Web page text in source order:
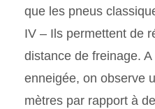
que les pneus
IV – Ils permettent de
distance de freinage.
enneigée, on observe
mètres par rapport à